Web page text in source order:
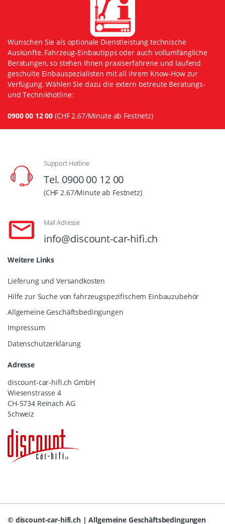
Wünschen Sie als optionale Dienstleistung technische
Auskünfte, Fahrzeug-Einbautipps oder auch vollumfängliche
Beratungen, so stehen Ihnen praxiserfahrene und laufend
geschulte Einbauspezialisten mit all ihrem Know-How zur
Verfügung. Wählen Sie dazu die extern betreute Beratungs-
und Technikhotline:
0900 00 12 00 (CHF 2.67/Minute ab Festnetz)
Support Hotline
Tel. 0900 00 12 00
(CHF 2.67/Minute ab Festnetz)
Mail Adresse
info@discount-car-hifi.ch
Weitere Links
Lieferung und Versandkosten
Hilfe zur Suche von fahrzeugspezifischem Einbauzubehör
Allgemeine Geschäftsbedingungen
Impressum
Datenschutzerklärung
Adresse
discount-car-hifi.ch GmbH
Wiesenstrasse 4
CH-5734 Reinach AG
Schweiz
© discount-car-hifi.ch|Allgemeine Geschäftsbedingungen